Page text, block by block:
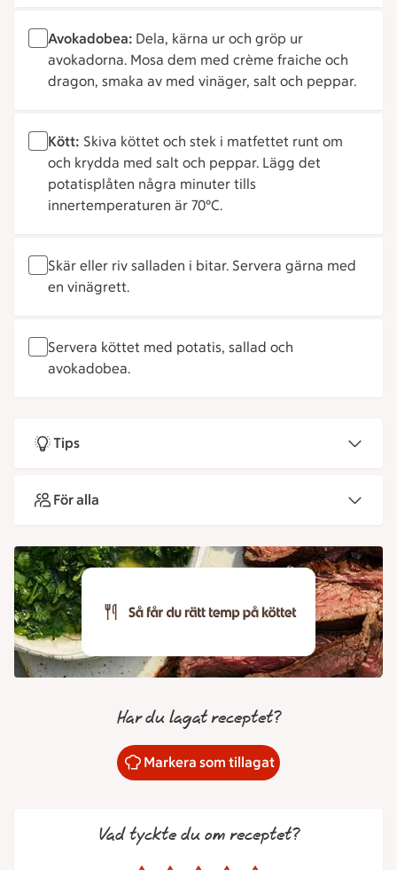
Avokadobea: Dela, kärna ur och gröp ur
avokadorna. Mosa dem med crème fraiche och
dragon, smaka av med vinäger, salt och peppar.
Kött: Skiva köttet och stek i matfettet runt om
och krydda med salt och peppar. Lägg det
potatisplåten några minuter tills
innertemperaturen är 70°C.
Skär eller riv salladen i bitar. Servera gärna med
en vinägrett.
Servera köttet med potatis, sallad och
avokadobea.
Tips
För alla
Har du lagat receptet?
Markera som tillagat
Vad tyckte du om receptet?